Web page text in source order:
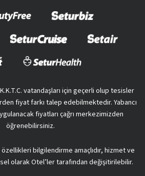
vatandaşları için geçerli olup tesisler
fiyat farkı talep edebilmektedir. Yabancı
fiyatları çağrı merkezimizden
öğrenebilirsiniz.
bilgilendirme amaçlıdır, hizmet ve
olarak Otel’ler tarafından değişitirilebilir.